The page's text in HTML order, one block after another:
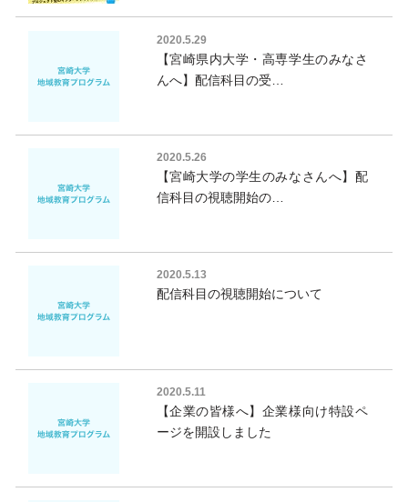
2020.5.29
【宮崎県内大学・高専学生のみなさ
んへ】配信科目の受…
2020.5.26
【宮崎大学の学生のみなさんへ】配
信科目の視聴開始の…
2020.5.13
配信科目の視聴開始について
2020.5.11
【企業の皆様へ】企業様向け特設ペ
ージを開設しました